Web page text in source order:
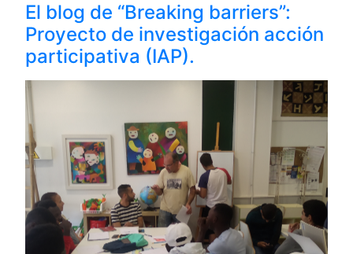
El blog de “Breaking barriers”:
Proyecto de investigación acción
participativa (IAP).